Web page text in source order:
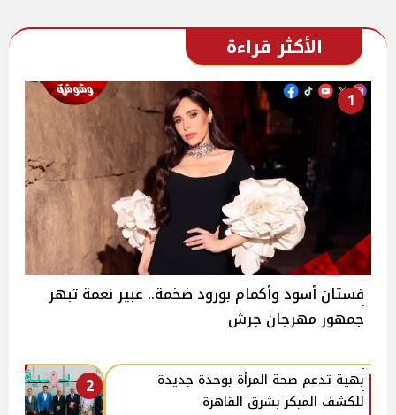
الأكثر قراءة
1
فستان أسود وأكمام بورود ضخمة.. عبير نعمة تبهر
جمهور مهرجان جرش
2
بهية تدعم صحة المرأة بوحدة جديدة
للكشف المبكر بشرق القاهرة